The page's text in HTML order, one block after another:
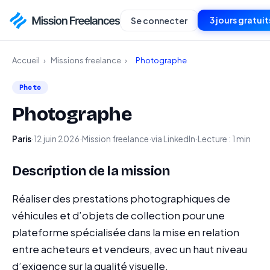
Se connecter 3 jours
Accueil › Missions freelance › Photographe
Photo
Photographe
Paris·12 juin 2026·Mission freelance·via LinkedIn·Lecture : 1 min
Description de la mission
Réaliser des prestations photographiques de
véhicules et d’objets de collection pour une
plateforme spécialisée dans la mise en relation
entre acheteurs et vendeurs, avec un haut niveau
d’exigence sur la qualité visuelle.